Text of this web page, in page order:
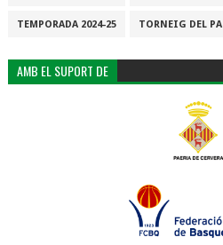
TEMPORADA 2024-25 TORNEIG DEL PA
AMB EL SUPORT DE